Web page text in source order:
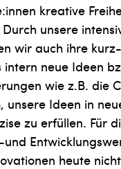
kreative
unsere
wir auch ihre
neue Ideen
wie z.B. die
Ideen in
zu erfüllen. Für
heute